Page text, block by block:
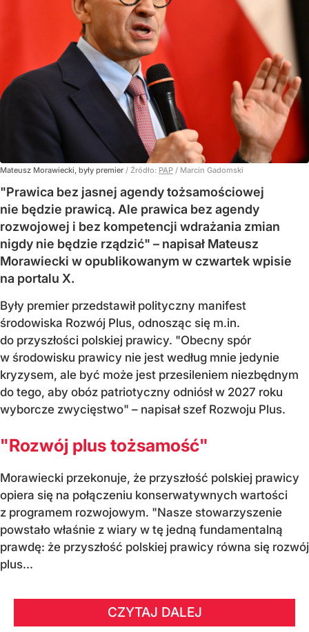
Mateusz Morawiecki, były premier / Źródło: PAP / Marcin Gadomski
"Prawica bez jasnej agendy tożsamościowej
nie będzie prawicą. Ale prawica bez agendy
rozwojowej i bez kompetencji wdrażania zmian
nigdy nie będzie rządzić" – napisał Mateusz
Morawiecki w opublikowanym w czwartek wpisie
na portalu X.
Były premier przedstawił polityczny manifest
środowiska Rozwój Plus, odnosząc się m.in.
do przyszłości polskiej prawicy. "Obecny spór
w środowisku prawicy nie jest według mnie jedynie
kryzysem, ale być może jest przesileniem niezbędnym
do tego, aby obóz patriotyczny odniósł w 2027 roku
wyborcze zwycięstwo" – napisał szef Rozwoju Plus.
"Rozwój plus tożsamość"
Morawiecki przekonuje, że przyszłość polskiej prawicy
opiera się na połączeniu konserwatywnych wartości
z programem rozwojowym. "Nasze stowarzyszenie
powstało właśnie z wiary w tę jedną fundamentalną
prawdę: że przyszłość polskiej prawicy równa się rozwój
plus...
CZYTAJ DALEJ